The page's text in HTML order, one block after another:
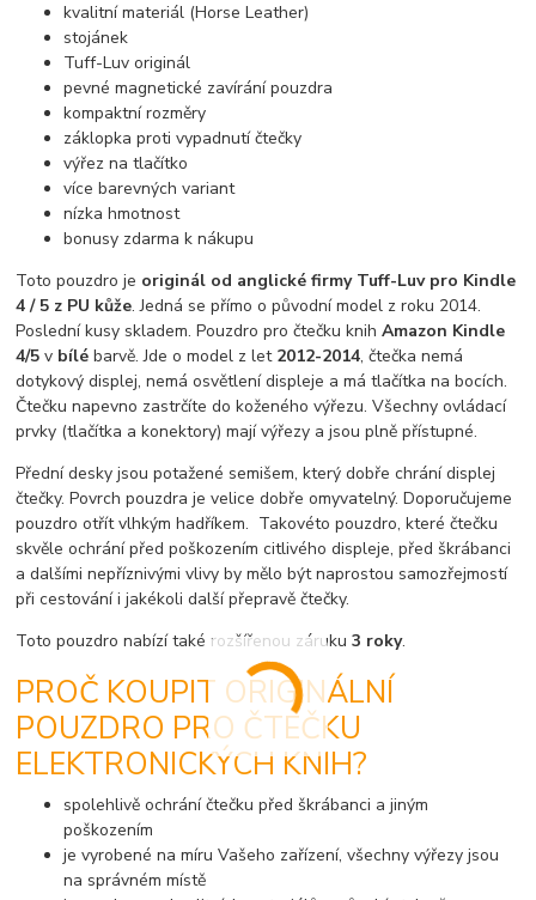
kvalitní materiál (Horse Leather)
stojánek
Tuff-Luv originál
pevné magnetické zavírání pouzdra
kompaktní rozměry
záklopka proti vypadnutí čtečky
výřez na tlačítko
více barevných variant
nízka hmotnost
bonusy zdarma k nákupu
Toto pouzdro je originál od anglické firmy Tuff-Luv pro Kindle
4 / 5 z PU kůže. Jedná se přímo o původní model z roku 2014.
Poslední kusy skladem. Pouzdro pro čtečku knihAmazon Kindle
4/5 v bílébarvě. Jde o model z let 2012-2014, čtečka nemá
dotykový displej, nemá osvětlení displeje a má tlačítka na bocích.
Čtečku napevno zastrčíte do koženého výřezu. Všechny ovládací
prvky (tlačítka a konektory) mají výřezy a jsou plně přístupné.
Přední desky jsou potažené semišem, který dobře chrání displej
čtečky. Povrch pouzdra je velice dobře omyvatelný. Doporučujeme
pouzdro otřít vlhkým hadříkem. Takovéto pouzdro, které čtečku
skvěle ochrání před poškozením citlivého displeje, před škrábanci
a dalšími nepříznivými vlivy by mělo být naprostou samozřejmostí
při cestování i jakékoli další přepravě čtečky.
Toto pouzdro nabízí také rozšířenou záruku3 roky.
PROČ KOUPIT ORIGINÁLNÍ
POUZDRO PRO ČTEČKU
ELEKTRONICKÝCH KNIH?
spolehlivě ochrání čtečku před škrábanci a jiným
poškozením
je vyrobené na míru Vašeho zařízení, všechny výřezy jsou
na správném místě